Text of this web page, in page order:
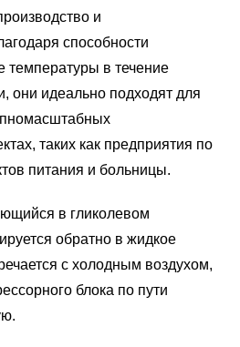
и
способности
температуры в течение
они идеально подходят для
таких как предприятия по
питания и больницы.
в гликолевом
обратно в жидкое
с холодным воздухом,
блока по пути